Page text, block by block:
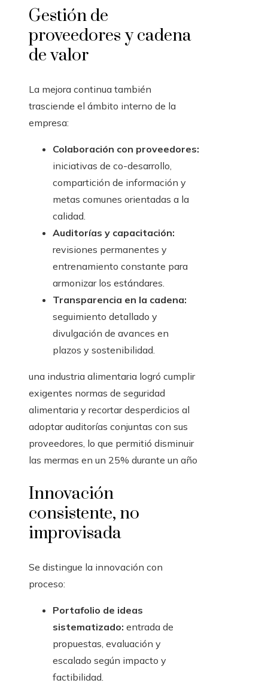
Gestión de
proveedores y cadena
de valor
La mejora continua también
trasciende el ámbito interno de la
empresa:
Colaboración con proveedores:
iniciativas de co-desarrollo,
compartición de información y
metas comunes orientadas a la
calidad.
Auditorías y capacitación:
revisiones permanentes y
entrenamiento constante para
armonizar los estándares.
Transparencia en la cadena:
seguimiento detallado y
divulgación de avances en
plazos y sostenibilidad.
una industria alimentaria logró cumplir
exigentes normas de seguridad
alimentaria y recortar desperdicios al
adoptar auditorías conjuntas con sus
proveedores, lo que permitió disminuir
las mermas en un 25% durante un año
Innovación
consistente, no
improvisada
Se distingue la innovación con
proceso:
Portafolio de ideas
sistematizado: entrada de
propuestas, evaluación y
escalado según impacto y
factibilidad.